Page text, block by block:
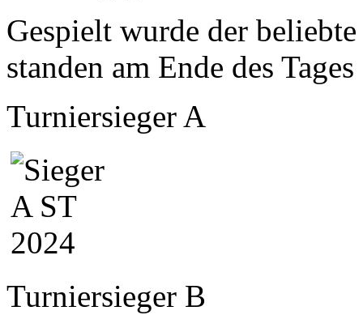
Gespielt wurde der
standen am Ende des
Turniersieger A
Turniersieger B